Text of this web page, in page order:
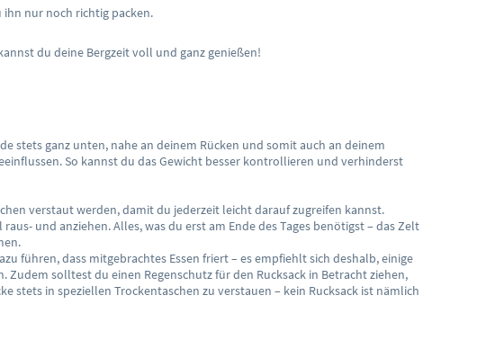
ihn nur noch richtig packen.
du deine Bergzeit voll und ganz genießen!
stets ganz unten, nahe an deinem Rücken und somit auch an deinem
So kannst du das Gewicht besser kontrollieren und verhinderst
verstaut werden, damit du jederzeit leicht darauf zugreifen kannst.
und anziehen. Alles, was du erst am Ende des Tages benötigst – das Zelt
führen, dass mitgebrachtes Essen friert – es empfiehlt sich deshalb, einige
solltest du einen Regenschutz für den Rucksack in Betracht ziehen,
stets in speziellen Trockentaschen zu verstauen – kein Rucksack ist nämlich